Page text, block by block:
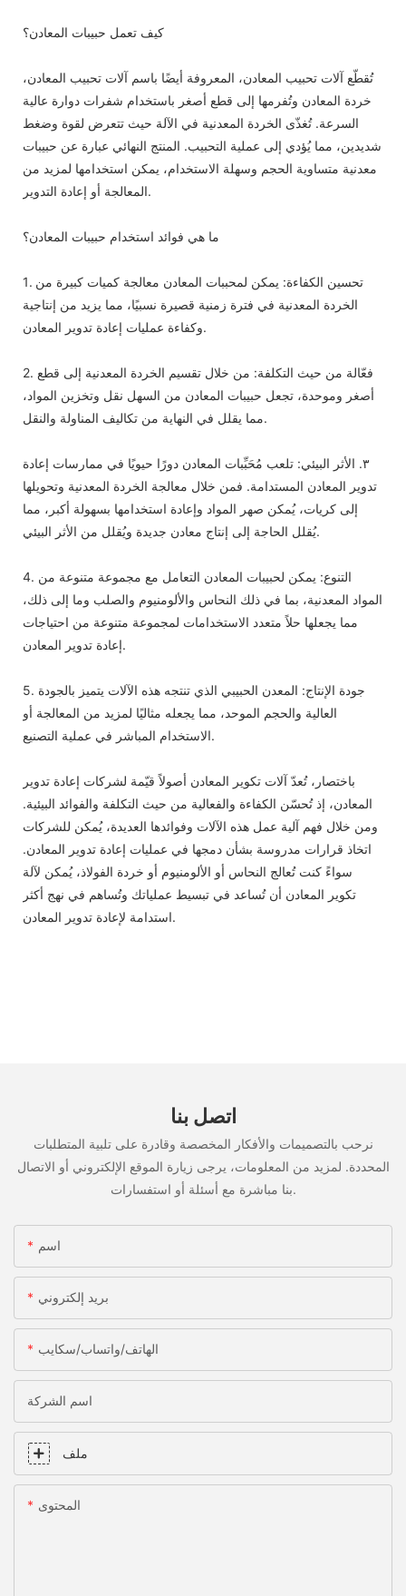
كيف تعمل حبيبات المعادن؟
تُقطّع آلات تحبيب المعادن، المعروفة أيضًا باسم آلات تحبيب المعادن،
خردة المعادن وتُفرمها إلى قطع أصغر باستخدام شفرات دوارة عالية
السرعة. تُغذّى الخردة المعدنية في الآلة حيث تتعرض لقوة وضغط
شديدين، مما يُؤدي إلى عملية التحبيب. المنتج النهائي عبارة عن حبيبات
معدنية متساوية الحجم وسهلة الاستخدام، يمكن استخدامها لمزيد من
المعالجة أو إعادة التدوير.
ما هي فوائد استخدام حبيبات المعادن؟
1. تحسين الكفاءة: يمكن لمحببات المعادن معالجة كميات كبيرة من
الخردة المعدنية في فترة زمنية قصيرة نسبيًا، مما يزيد من إنتاجية
وكفاءة عمليات إعادة تدوير المعادن.
2. فعّالة من حيث التكلفة: من خلال تقسيم الخردة المعدنية إلى قطع
أصغر وموحدة، تجعل حبيبات المعادن من السهل نقل وتخزين المواد،
مما يقلل في النهاية من تكاليف المناولة والنقل.
٣. الأثر البيئي: تلعب مُحَبِّبات المعادن دورًا حيويًا في ممارسات إعادة
تدوير المعادن المستدامة. فمن خلال معالجة الخردة المعدنية وتحويلها
إلى كريات، يُمكن صهر المواد وإعادة استخدامها بسهولة أكبر، مما
يُقلل الحاجة إلى إنتاج معادن جديدة ويُقلل من الأثر البيئي.
4. التنوع: يمكن لحبيبات المعادن التعامل مع مجموعة متنوعة من
المواد المعدنية، بما في ذلك النحاس والألومنيوم والصلب وما إلى ذلك،
مما يجعلها حلاً متعدد الاستخدامات لمجموعة متنوعة من احتياجات
إعادة تدوير المعادن.
5. جودة الإنتاج: المعدن الحبيبي الذي تنتجه هذه الآلات يتميز بالجودة
العالية والحجم الموحد، مما يجعله مثاليًا لمزيد من المعالجة أو
الاستخدام المباشر في عملية التصنيع.
باختصار، تُعدّ آلات تكوير المعادن أصولاً قيّمة لشركات إعادة تدوير
المعادن، إذ تُحسّن الكفاءة والفعالية من حيث التكلفة والفوائد البيئية.
ومن خلال فهم آلية عمل هذه الآلات وفوائدها العديدة، يُمكن للشركات
اتخاذ قرارات مدروسة بشأن دمجها في عمليات إعادة تدوير المعادن.
سواءً كنت تُعالج النحاس أو الألومنيوم أو خردة الفولاذ، يُمكن لآلة
تكوير المعادن أن تُساعد في تبسيط عملياتك وتُساهم في نهج أكثر
استدامة لإعادة تدوير المعادن.
اتصل بنا
نرحب بالتصميمات والأفكار المخصصة وقادرة على تلبية المتطلبات
المحددة. لمزيد من المعلومات، يرجى زيارة الموقع الإلكتروني أو الاتصال
بنا مباشرة مع أسئلة أو استفسارات.
اسم
بريد إلكتروني
الهاتف/واتساب/سكايب
اسم الشركة
ملف
المحتوى